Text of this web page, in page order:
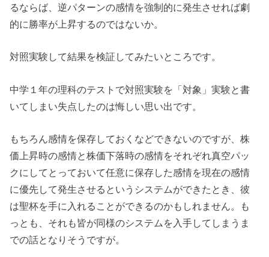
るならば、逆パターンの感情を強制的に発生させれば劇
的に勝率が上昇するのではないか。
対照実験して結果を検証してみたいところです。
中学１年の理科のテストで対照実験を「対象」実験と書
いてしまい失点したのは悔しい思い出です。
もちろん感情を保存しておくなどできないのですが、株
価上昇時の感情と株価下落時の感情をそれぞれ真空パッ
クにしてとっておいて任意に保存した感情を現在の感情
に優先して発生させるというシステムができたとき、彼
は聖杯を手に入れることができるのかもしれません。も
っとも、それも皆が同様のシステムを入手してしまうま
での話となりそうですが。